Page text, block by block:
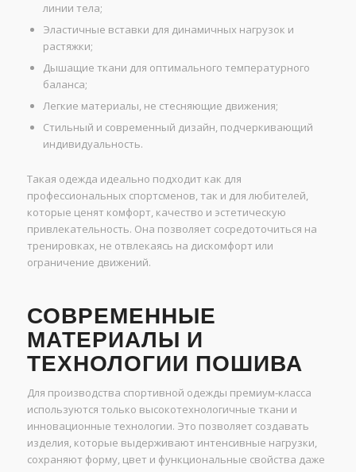
линии тела;
Эластичные вставки для динамичных нагрузок и
растяжки;
Дышащие ткани для оптимального температурного
баланса;
Легкие материалы, не стесняющие движения;
Стильный и современный дизайн, подчеркивающий
индивидуальность.
Такая одежда идеально подходит как для
профессиональных спортсменов, так и для любителей,
которые ценят комфорт, качество и эстетическую
привлекательность. Она позволяет сосредоточиться на
тренировках, не отвлекаясь на дискомфорт или
ограничение движений.
СОВРЕМЕННЫЕ
МАТЕРИАЛЫ И
ТЕХНОЛОГИИ ПОШИВА
Для производства спортивной одежды премиум-класса
используются только высокотехнологичные ткани и
инновационные технологии. Это позволяет создавать
изделия, которые выдерживают интенсивные нагрузки,
сохраняют форму, цвет и функциональные свойства даже